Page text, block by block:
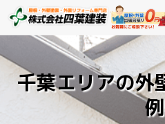
to
main
content千葉エリアの外
例